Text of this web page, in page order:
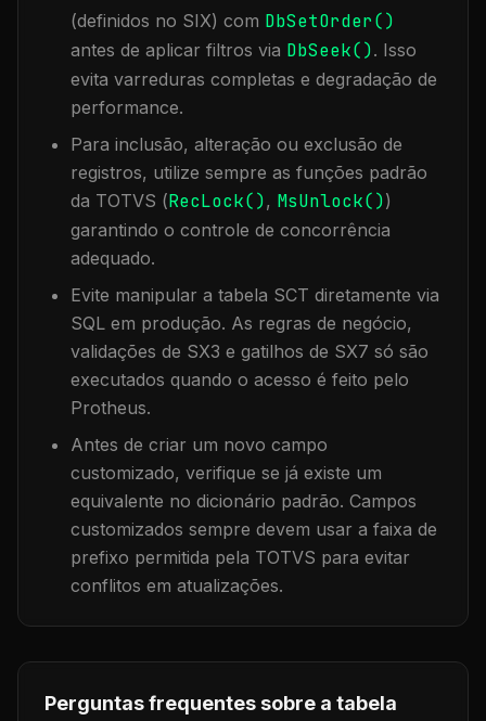
(definidos no SIX) com DbSetOrder()
antes de aplicar filtros via DbSeek(). Isso
evita varreduras completas e degradação de
performance.
Para inclusão, alteração ou exclusão de
registros, utilize sempre as funções padrão
da TOTVS (RecLock(), MsUnlock())
garantindo o controle de concorrência
adequado.
Evite manipular a tabela SCT diretamente via
SQL em produção. As regras de negócio,
validações de SX3 e gatilhos de SX7 só são
executados quando o acesso é feito pelo
Protheus.
Antes de criar um novo campo
customizado, verifique se já existe um
equivalente no dicionário padrão. Campos
customizados sempre devem usar a faixa de
prefixo permitida pela TOTVS para evitar
conflitos em atualizações.
Perguntas frequentes sobre a tabela